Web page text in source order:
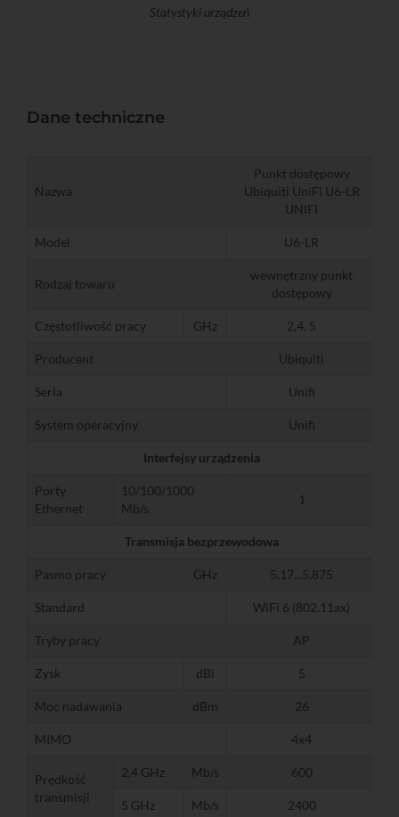
Statystyki urządzeń
Dane techniczne
Nazwa
Punkt dostępowy
Ubiquiti UniFi U6-LR
UNIFI
Model U6-LR
Rodzaj towaru
wewnętrzny punkt
dostępowy
Częstotliwość pracy GHz 2,4, 5
Producent Ubiquiti
Seria Unifi
System operacyjny Unifi
Interfejsy urządzenia
Porty
Ethernet
10/100/1000
Mb/s
1
Transmisja bezprzewodowa
Pasmo pracy GHz 5,17...5,875
Standard WiFi 6 (802.11ax)
Tryby pracy AP
Zysk dBi 5
Moc nadawania dBm 26
MIMO 4x4
Prędkość
transmisji
2,4 GHz Mb/s 600
5 GHz Mb/s 2400